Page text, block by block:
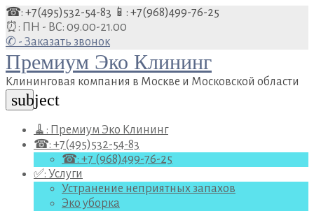
Перейти
к
содержанию
☎: +7(495)532-54-83 📱: +7(968)499-76-25
⏰: ПН - ВС: 09.00-21.00
✆ - Заказать звонок
Премиум Эко Клининг
Клининговая компания в Москве и Московской области
subject
🧹: Премиум Эко Клининг
☎: +7(495)532-54-83
☎: +7 (968)499-76-25
✅: Услуги
Устранение неприятных запахов
Эко уборка